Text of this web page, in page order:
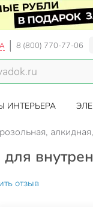
8 (800) 770-77-06
ИНТЕРЬЕРА
отзыв